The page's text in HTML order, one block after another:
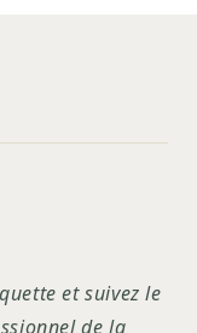
et suivez le
de la